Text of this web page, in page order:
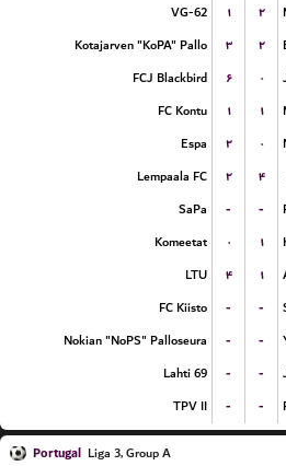
VG-62
۱ ۲
Kotajarven "KoPA" Pallo
۳ ۲
FCJ Blackbird
۶ ۰
FC Kontu
۱ ۱
Espa
۲ ۰
Lempaala FC
۲ ۴
SaPa
- -
Komeetat
۰ ۱
LTU
۴ ۱
FC Kiisto
- -
Nokian "NoPS" Palloseura
- -
Lahti 69
- -
TPV II
- -
Portugal Liga 3, Group A